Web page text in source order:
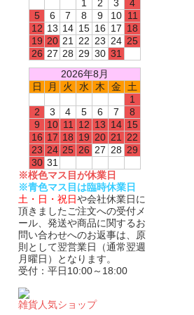
1
2 3
4
5
6 7 8 9 10 11
12 13 14 15 16 17 18
19 20 21 22 23 24 25
26 27 28 29 30 31
2026年8月
日
月 火 水 木 金
土
1
2
3 4 5 6 7
8
9
10 11 12 13 14 15
16 17 18 19 20 21
22
23 24 25 26 27 28 29
30 31
※桜色マス目が休業日
※青色マス目は臨時休業日
土・日・祝日や会社休業日に
頂きましたご注文への受付メ
ール、発送や商品に関するお
問い合わせへのお返事は、原
則として翌営業日（通常翌週
月曜日）となります。
受付：平日10:00～18:00
雑貨人気ショップ